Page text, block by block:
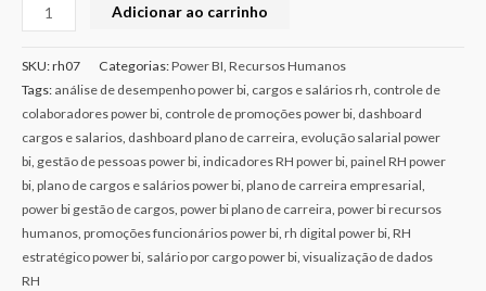
Adicionar ao carrinho
SKU:rh07 Categorias:Power BI Recursos Humanos
Tags: análise de desempenho power bi cargos e salários rh controle de
colaboradores power bi controle de promoções power bi dashboard
cargos e salarios dashboard plano de carreira evolução salarial power
bi gestão de pessoas power bi indicadores RH power bi painel RH power
bi plano de cargos e salários power bi plano de carreira empresarial
power bi gestão de cargos power bi plano de carreira power bi recursos
humanos promoções funcionários power bi rh digital power bi RH
estratégico power bi salário por cargo power bi visualização de dados
RH